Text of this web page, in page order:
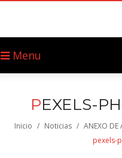
Menu
PEXELS-
Inicio / Noticias / ANEXO DE
pexels-